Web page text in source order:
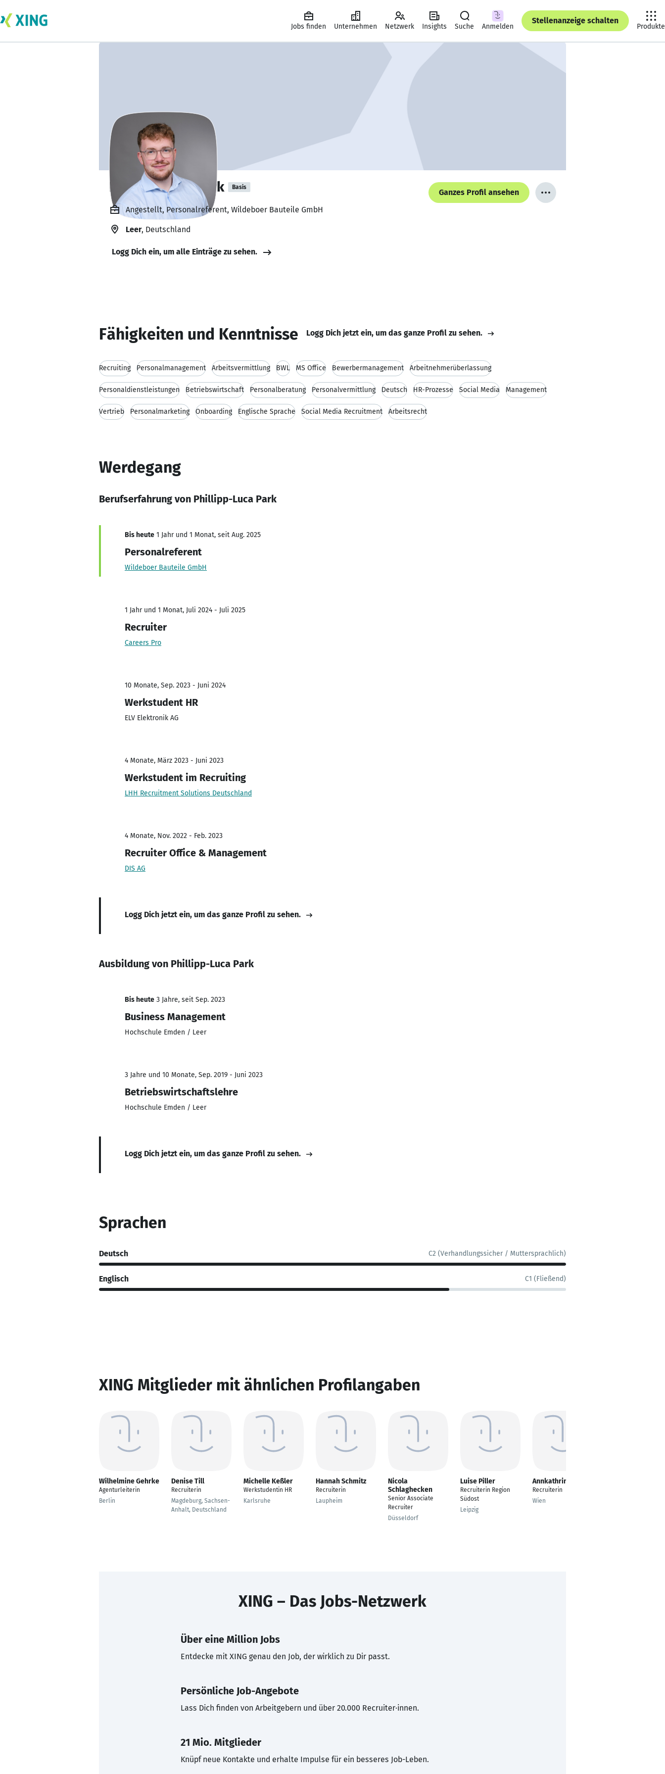
Jobs finden Unternehmen Netzwerk Insights Suche Anmelden
Stellenanzeige schalten
Produkte
Phillipp-Luca Park Basis
Ganzes Profil ansehen
Angestellt, Personalreferent, Wildeboer Bauteile GmbH
Leer, Deutschland
Logg Dich ein, um alle Einträge zu sehen.
Fähigkeiten und Kenntnisse Logg Dich jetzt ein, um das ganze Profil zu sehen.
Recruiting Personalmanagement Arbeitsvermittlung BWL MS Office Bewerbermanagement Arbeitnehmerüberlassung
Personaldienstleistungen Betriebswirtschaft Personalberatung Personalvermittlung Deutsch HR-Prozesse Social Media Management
Vertrieb Personalmarketing Onboarding Englische Sprache Social Media Recruitment Arbeitsrecht
Werdegang
Berufserfahrung von Phillipp-Luca Park
Bis heute 1 Jahr und 1 Monat, seit Aug. 2025
Personalreferent
Wildeboer Bauteile GmbH
1 Jahr und 1 Monat, Juli 2024 - Juli 2025
Recruiter
Careers Pro
10 Monate, Sep. 2023 - Juni 2024
Werkstudent HR
ELV Elektronik AG
4 Monate, März 2023 - Juni 2023
Werkstudent im Recruiting
LHH Recruitment Solutions Deutschland
4 Monate, Nov. 2022 - Feb. 2023
Recruiter Office & Management
DIS AG
Logg Dich jetzt ein, um das ganze Profil zu sehen.
Ausbildung von Phillipp-Luca Park
Bis heute 3 Jahre, seit Sep. 2023
Business Management
Hochschule Emden / Leer
3 Jahre und 10 Monate, Sep. 2019 - Juni 2023
Betriebswirtschaftslehre
Hochschule Emden / Leer
Logg Dich jetzt ein, um das ganze Profil zu sehen.
Sprachen
Deutsch C2 (Verhandlungssicher / Muttersprachlich)
Englisch C1 (Fließend)
XING Mitglieder mit ähnlichen Profilangaben
Wilhelmine Gehrke
Agenturleiterin
Berlin
Denise Till
Recruiterin
Magdeburg, Sachsen-
Anhalt, Deutschland
Michelle Keßler
Werkstudentin HR
Karlsruhe
Hannah Schmitz
Recruiterin
Laupheim
Nicola
Schlaghecken
Senior Associate
Recruiter
Düsseldorf
Luise Piller
Recruiterin Region
Südost
Leipzig
Annkathrin Hassel
Recruiterin
Wien
XING – Das Jobs-Netzwerk
Über eine Million Jobs
Entdecke mit XING genau den Job, der wirklich zu Dir passt.
Persönliche Job-Angebote
Lass Dich finden von Arbeitgebern und über 20.000 Recruiter·innen.
21 Mio. Mitglieder
Knüpf neue Kontakte und erhalte Impulse für ein besseres Job-Leben.